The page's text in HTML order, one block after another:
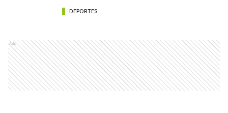
DEPORTES
Ads